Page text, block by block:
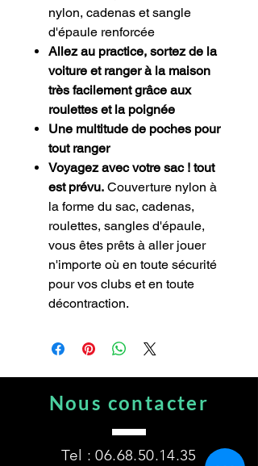
nylon, cadenas et sangle
d'épaule renforcée
Allez au practice, sortez de la
voiture et ranger à la maison
très facilement grâce aux
roulettes et la poignée
Une multitude de poches pour
tout ranger
Voyagez avec votre sac ! tout
est prévu. Couverture nylon à
la forme du sac, cadenas,
roulettes, sangles d'épaule,
vous êtes prêts à aller jouer
n'importe où en toute sécurité
pour vos clubs et en toute
décontraction.
Nous contacter
Tel :06.68.50.14.35